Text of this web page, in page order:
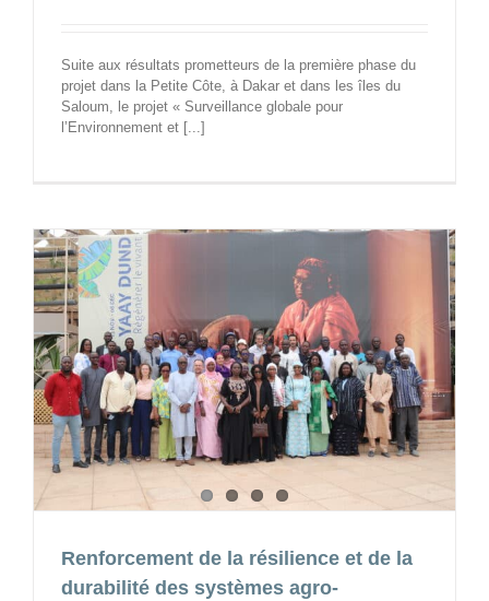
Suite aux résultats prometteurs de la première phase du
projet dans la Petite Côte, à Dakar et dans les îles du
Saloum, le projet « Surveillance globale pour
l’Environnement et [...]
Renforcement de la résilience et de la
durabilité des systèmes agro-